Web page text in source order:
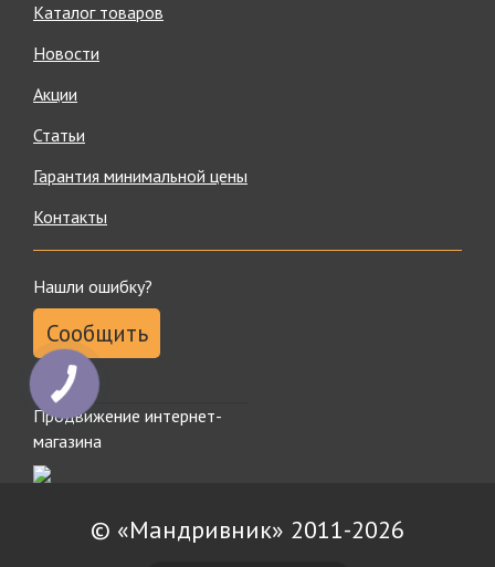
Каталог товаров
Новости
Акции
Статьи
Гарантия минимальной цены
Контакты
Нашли ошибку?
Сообщить
Продвижение интернет-
магазина
© «Мандривник» 2011-2026
КНОПКА
ЗВ'ЯЗКУ